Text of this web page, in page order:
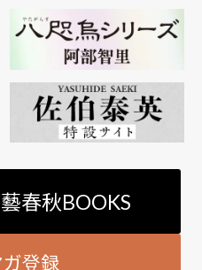
春秋BOOKS
ガ登録